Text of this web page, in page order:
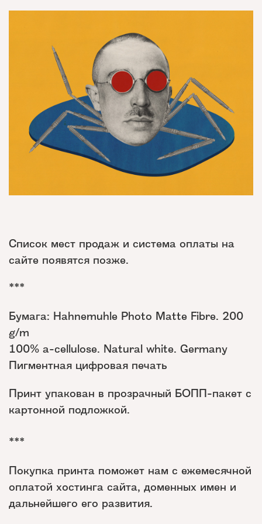
Список мест продаж и система оплаты на
сайте появятся позже.
***
Бумага: Hahnemuhle Photo Matte Fibre. 200
g/m
100% a-cellulose. Natural white. Germany
Пигментная цифровая печать
Принт упакован в прозрачный БОПП-пакет с
картонной подложкой.
***
Покупка принта поможет нам с ежемесячной
оплатой хостинга сайта, доменных имен и
дальнейшего его развития.